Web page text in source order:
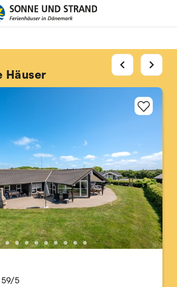
Häuser
5
chevron_left chevron_right